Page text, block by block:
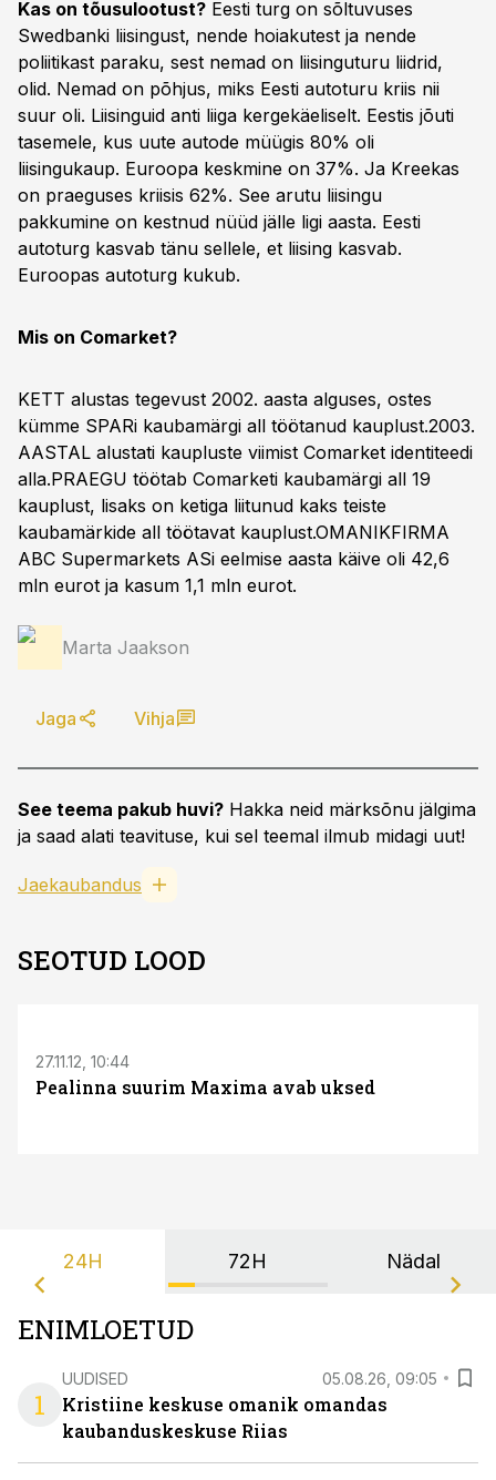
Kas on tõusulootust? Eesti turg on sõltuvuses
Swedbanki liisingust, nende hoiakutest ja nende
poliitikast paraku, sest nemad on liisinguturu liidrid,
olid. Nemad on põhjus, miks Eesti autoturu kriis nii
suur oli. Liisinguid anti liiga kergekäeliselt. Eestis jõuti
tasemele, kus uute autode müügis 80% oli
liisingukaup. Euroopa keskmine on 37%. Ja Kreekas
on praeguses kriisis 62%. See arutu liisingu
pakkumine on kestnud nüüd jälle ligi aasta. Eesti
autoturg kasvab tänu sellele, et liising kasvab.
Euroopas autoturg kukub.
Mis on Comarket?
KETT alustas tegevust 2002. aasta alguses, ostes
kümme SPARi kaubamärgi all töötanud kauplust.2003.
AASTAL alustati kaupluste viimist Comarket identiteedi
alla.PRAEGU töötab Comarketi kaubamärgi all 19
kauplust, lisaks on ketiga liitunud kaks teiste
kaubamärkide all töötavat kauplust.OMANIKFIRMA
ABC Supermarkets ASi eelmise aasta käive oli 42,6
mln eurot ja kasum 1,1 mln eurot.
Marta Jaakson
Jaga Vihja
See teema pakub huvi? Hakka neid märksõnu jälgima
ja saad alati teavituse, kui sel teemal ilmub midagi uut!
Jaekaubandus
SEOTUD LOOD
27.11.12, 10:44
Pealinna suurim Maxima avab uksed
24H 72H Nädal
ENIMLOETUD
1
UUDISED 05.08.26, 09:05
Kristiine keskuse omanik omandas
kaubanduskeskuse Riias